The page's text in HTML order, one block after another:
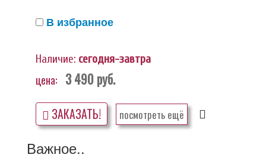
В избранное
Наличие: сегодня-завтра
цена: 3 490руб.
ЗАКАЗАТЬ! посмотреть ещё
Важное..